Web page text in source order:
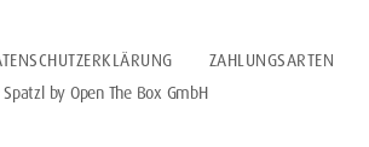
ZAHLUNGSARTEN
by Open The Box GmbH